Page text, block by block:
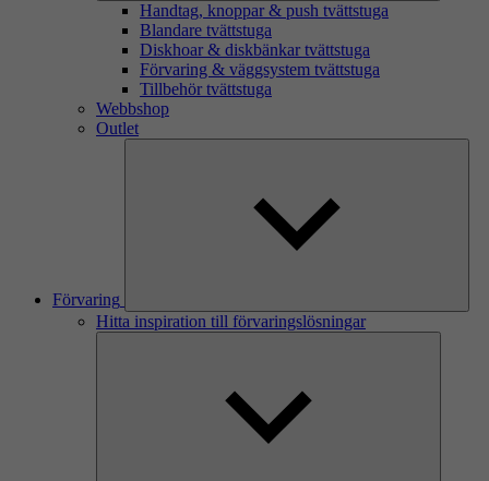
Handtag, knoppar & push tvättstuga
Blandare tvättstuga
Diskhoar & diskbänkar tvättstuga
Förvaring & väggsystem tvättstuga
Tillbehör tvättstuga
Webbshop
Outlet
Förvaring
Hitta inspiration till förvaringslösningar